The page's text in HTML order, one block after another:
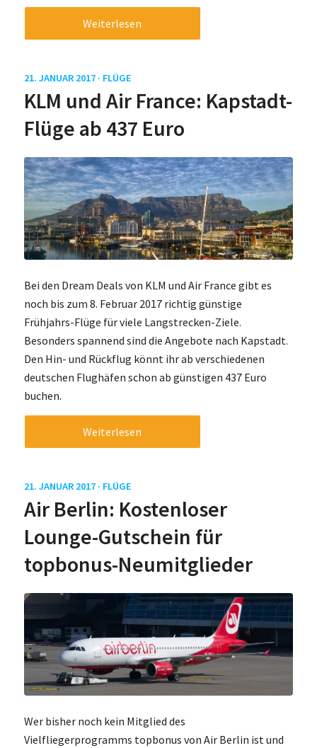
Weiterlesen
21. JANUAR 2017 · FLÜGE
KLM und Air France: Kapstadt-
Flüge ab 437 Euro
Bei den Dream Deals von KLM und Air France gibt es
noch bis zum 8. Februar 2017 richtig günstige
Frühjahrs-Flüge für viele Langstrecken-Ziele.
Besonders spannend sind die Angebote nach Kapstadt.
Den Hin- und Rückflug könnt ihr ab verschiedenen
deutschen Flughäfen schon ab günstigen 437 Euro
buchen.
Weiterlesen
21. JANUAR 2017 · FLÜGE
Air Berlin: Kostenloser
Lounge-Gutschein für
topbonus-Neumitglieder
Wer bisher noch kein Mitglied des
Vielfliegerprogramms topbonus von Air Berlin ist und